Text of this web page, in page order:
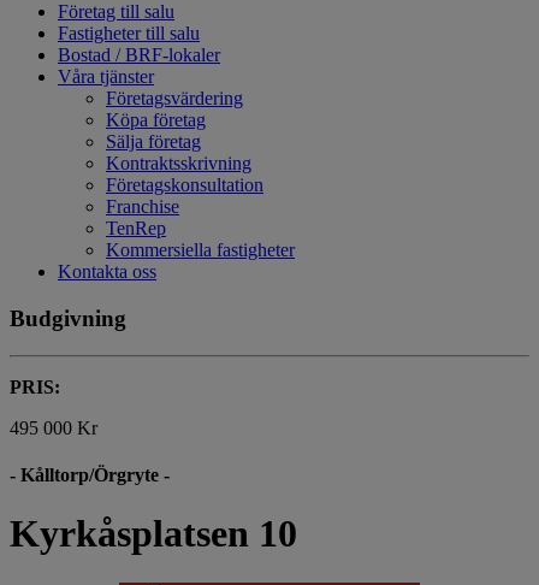
Företag till salu
Fastigheter till salu
Bostad / BRF-lokaler
Våra tjänster
Företagsvärdering
Köpa företag
Sälja företag
Kontraktsskrivning
Företagskonsultation
Franchise
TenRep
Kommersiella fastigheter
Kontakta oss
Budgivning
PRIS:
495 000 Kr
- Kålltorp/Örgryte -
Kyrkåsplatsen 10